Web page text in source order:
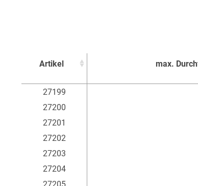
Artikel max.
Artikel max.
27199
27200
27201
27202
27203
27204